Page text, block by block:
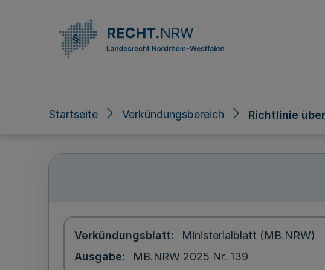
Startseite Verkündungsbereich Richtlinie
Verkündungsblatt
Ministerialblatt (MB.NRW)
Ausgabe
MB.NRW 2025 Nr. 139